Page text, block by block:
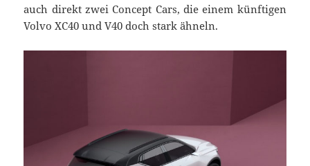
auch direkt zwei Concept Cars, die einem künftigen
Volvo XC40 und V40 doch stark ähneln.